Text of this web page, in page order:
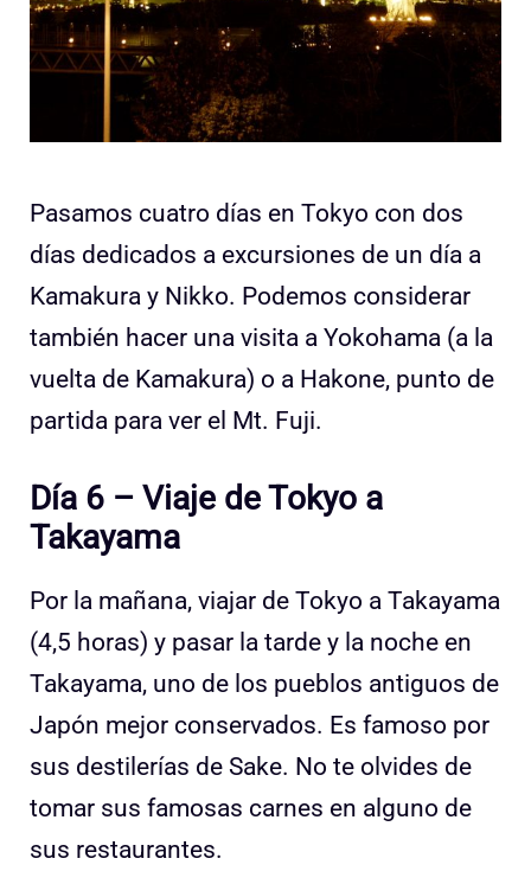
Pasamos cuatro días en Tokyo con dos
días dedicados a excursiones de un día a
Kamakura y Nikko. Podemos considerar
también hacer una visita a Yokohama (a la
vuelta de Kamakura) o a Hakone, punto de
partida para ver el Mt. Fuji.
Día 6 – Viaje de Tokyo a
Takayama
Por la mañana, viajar de Tokyo a Takayama
(4,5 horas) y pasar la tarde y la noche en
Takayama, uno de los pueblos antiguos de
Japón mejor conservados. Es famoso por
sus destilerías de Sake. No te olvides de
tomar sus famosas carnes en alguno de
sus restaurantes.